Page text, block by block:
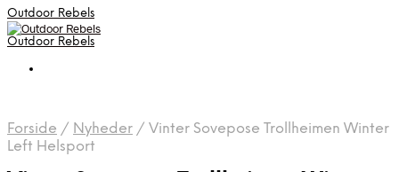
Outdoor Rebels
Outdoor Rebels
Forside / Nyheder / Vinter Sovepose Trollheimen Winter
Left Helsport